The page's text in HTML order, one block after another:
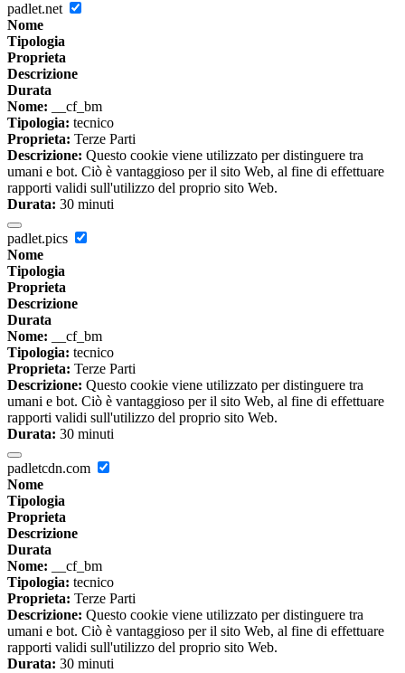
padlet.net
Nome
Tipologia
Proprieta
Descrizione
Durata
Nome: __cf_bm
Tipologia: tecnico
Proprieta: Terze Parti
Descrizione: Questo cookie viene utilizzato per distinguere tra
umani e bot. Ciò è vantaggioso per il sito Web, al fine di effettuare
rapporti validi sull'utilizzo del proprio sito Web.
Durata: 30 minuti
padlet.pics
Nome
Tipologia
Proprieta
Descrizione
Durata
Nome: __cf_bm
Tipologia: tecnico
Proprieta: Terze Parti
Descrizione: Questo cookie viene utilizzato per distinguere tra
umani e bot. Ciò è vantaggioso per il sito Web, al fine di effettuare
rapporti validi sull'utilizzo del proprio sito Web.
Durata: 30 minuti
padletcdn.com
Nome
Tipologia
Proprieta
Descrizione
Durata
Nome: __cf_bm
Tipologia: tecnico
Proprieta: Terze Parti
Descrizione: Questo cookie viene utilizzato per distinguere tra
umani e bot. Ciò è vantaggioso per il sito Web, al fine di effettuare
rapporti validi sull'utilizzo del proprio sito Web.
Durata: 30 minuti